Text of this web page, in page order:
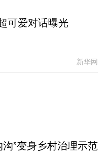
可爱对话曝光
新华网
沟”变身乡村治理示范